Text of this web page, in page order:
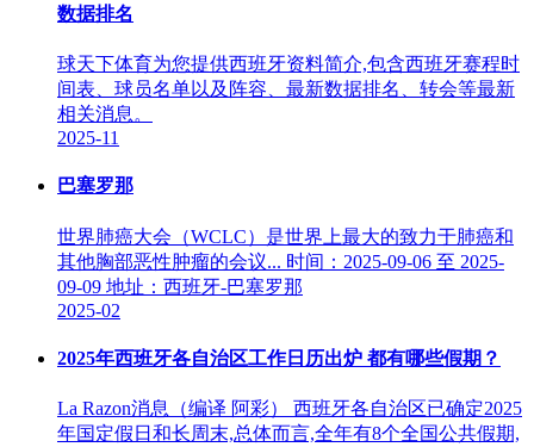
数据排名
球天下体育为您提供西班牙资料简介,包含西班牙赛程时
间表、球员名单以及阵容、最新数据排名、转会等最新
相关消息。
2025-11
巴塞罗那
世界肺癌大会（WCLC）是世界上最大的致力于肺癌和
其他胸部恶性肿瘤的会议... 时间：2025-09-06 至 2025-
09-09 地址：西班牙-巴塞罗那
2025-02
2025年西班牙各自治区工作日历出炉 都有哪些假期？
La Razon消息（编译 阿彩） 西班牙各自治区已确定2025
年国定假日和长周末,总体而言,全年有8个全国公共假期,